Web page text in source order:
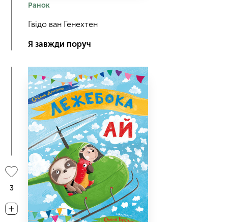
Ранок
Гвідо ван Генехтен
Я завжди поруч
3